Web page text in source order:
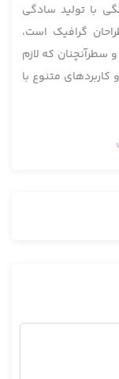
با تولید سادگی
گرافیک است،
سطرآنچنان که لازم
کاربردهای متنوع با